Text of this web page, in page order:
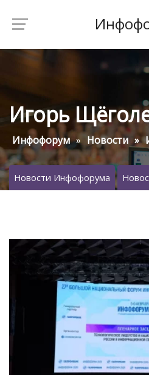
Игорь
Инфофорум Новости
Новости Инфофорума